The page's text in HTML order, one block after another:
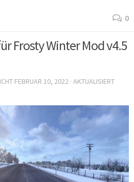
0
Frosty Winter Mod v4.5
FEBRUAR 10, 2022 · AKTUALISIERT